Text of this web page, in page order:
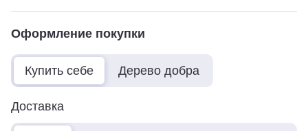
Оформление покупки
Купить себе Дерево добра
Доставка